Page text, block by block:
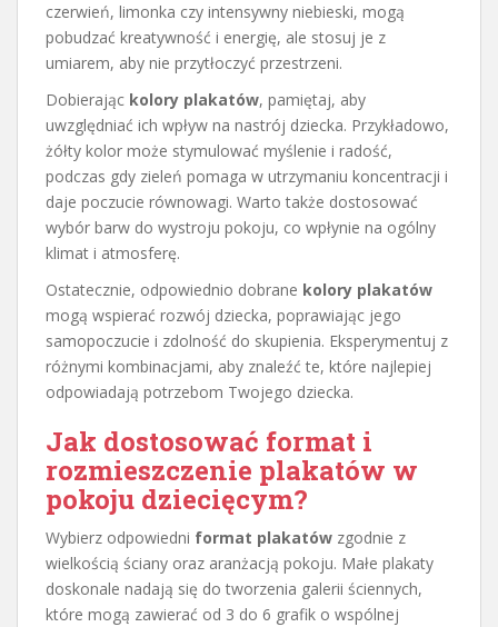
czerwień, limonka czy intensywny niebieski, mogą
pobudzać kreatywność i energię, ale stosuj je z
umiarem, aby nie przytłoczyć przestrzeni.
Dobierając kolory plakatów, pamiętaj, aby
uwzględniać ich wpływ na nastrój dziecka. Przykładowo,
żółty kolor może stymulować myślenie i radość,
podczas gdy zieleń pomaga w utrzymaniu koncentracji i
daje poczucie równowagi. Warto także dostosować
wybór barw do wystroju pokoju, co wpłynie na ogólny
klimat i atmosferę.
Ostatecznie, odpowiednio dobrane kolory plakatów
mogą wspierać rozwój dziecka, poprawiając jego
samopoczucie i zdolność do skupienia. Eksperymentuj z
różnymi kombinacjami, aby znaleźć te, które najlepiej
odpowiadają potrzebom Twojego dziecka.
Jak dostosować format i
rozmieszczenie plakatów w
pokoju dziecięcym?
Wybierz odpowiedni format plakatów zgodnie z
wielkością ściany oraz aranżacją pokoju. Małe plakaty
doskonale nadają się do tworzenia galerii ściennych,
które mogą zawierać od 3 do 6 grafik o wspólnej